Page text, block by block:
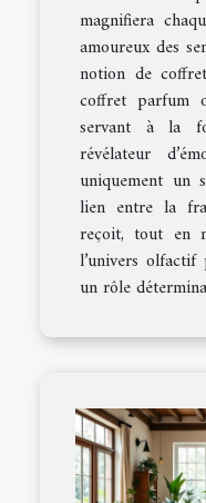
magnifiera
amoureux des
notion de
coffret parfum
servant à la
révélateur
uniquement un
lien entre la
reçoit, tout en
l’univers
un rôle